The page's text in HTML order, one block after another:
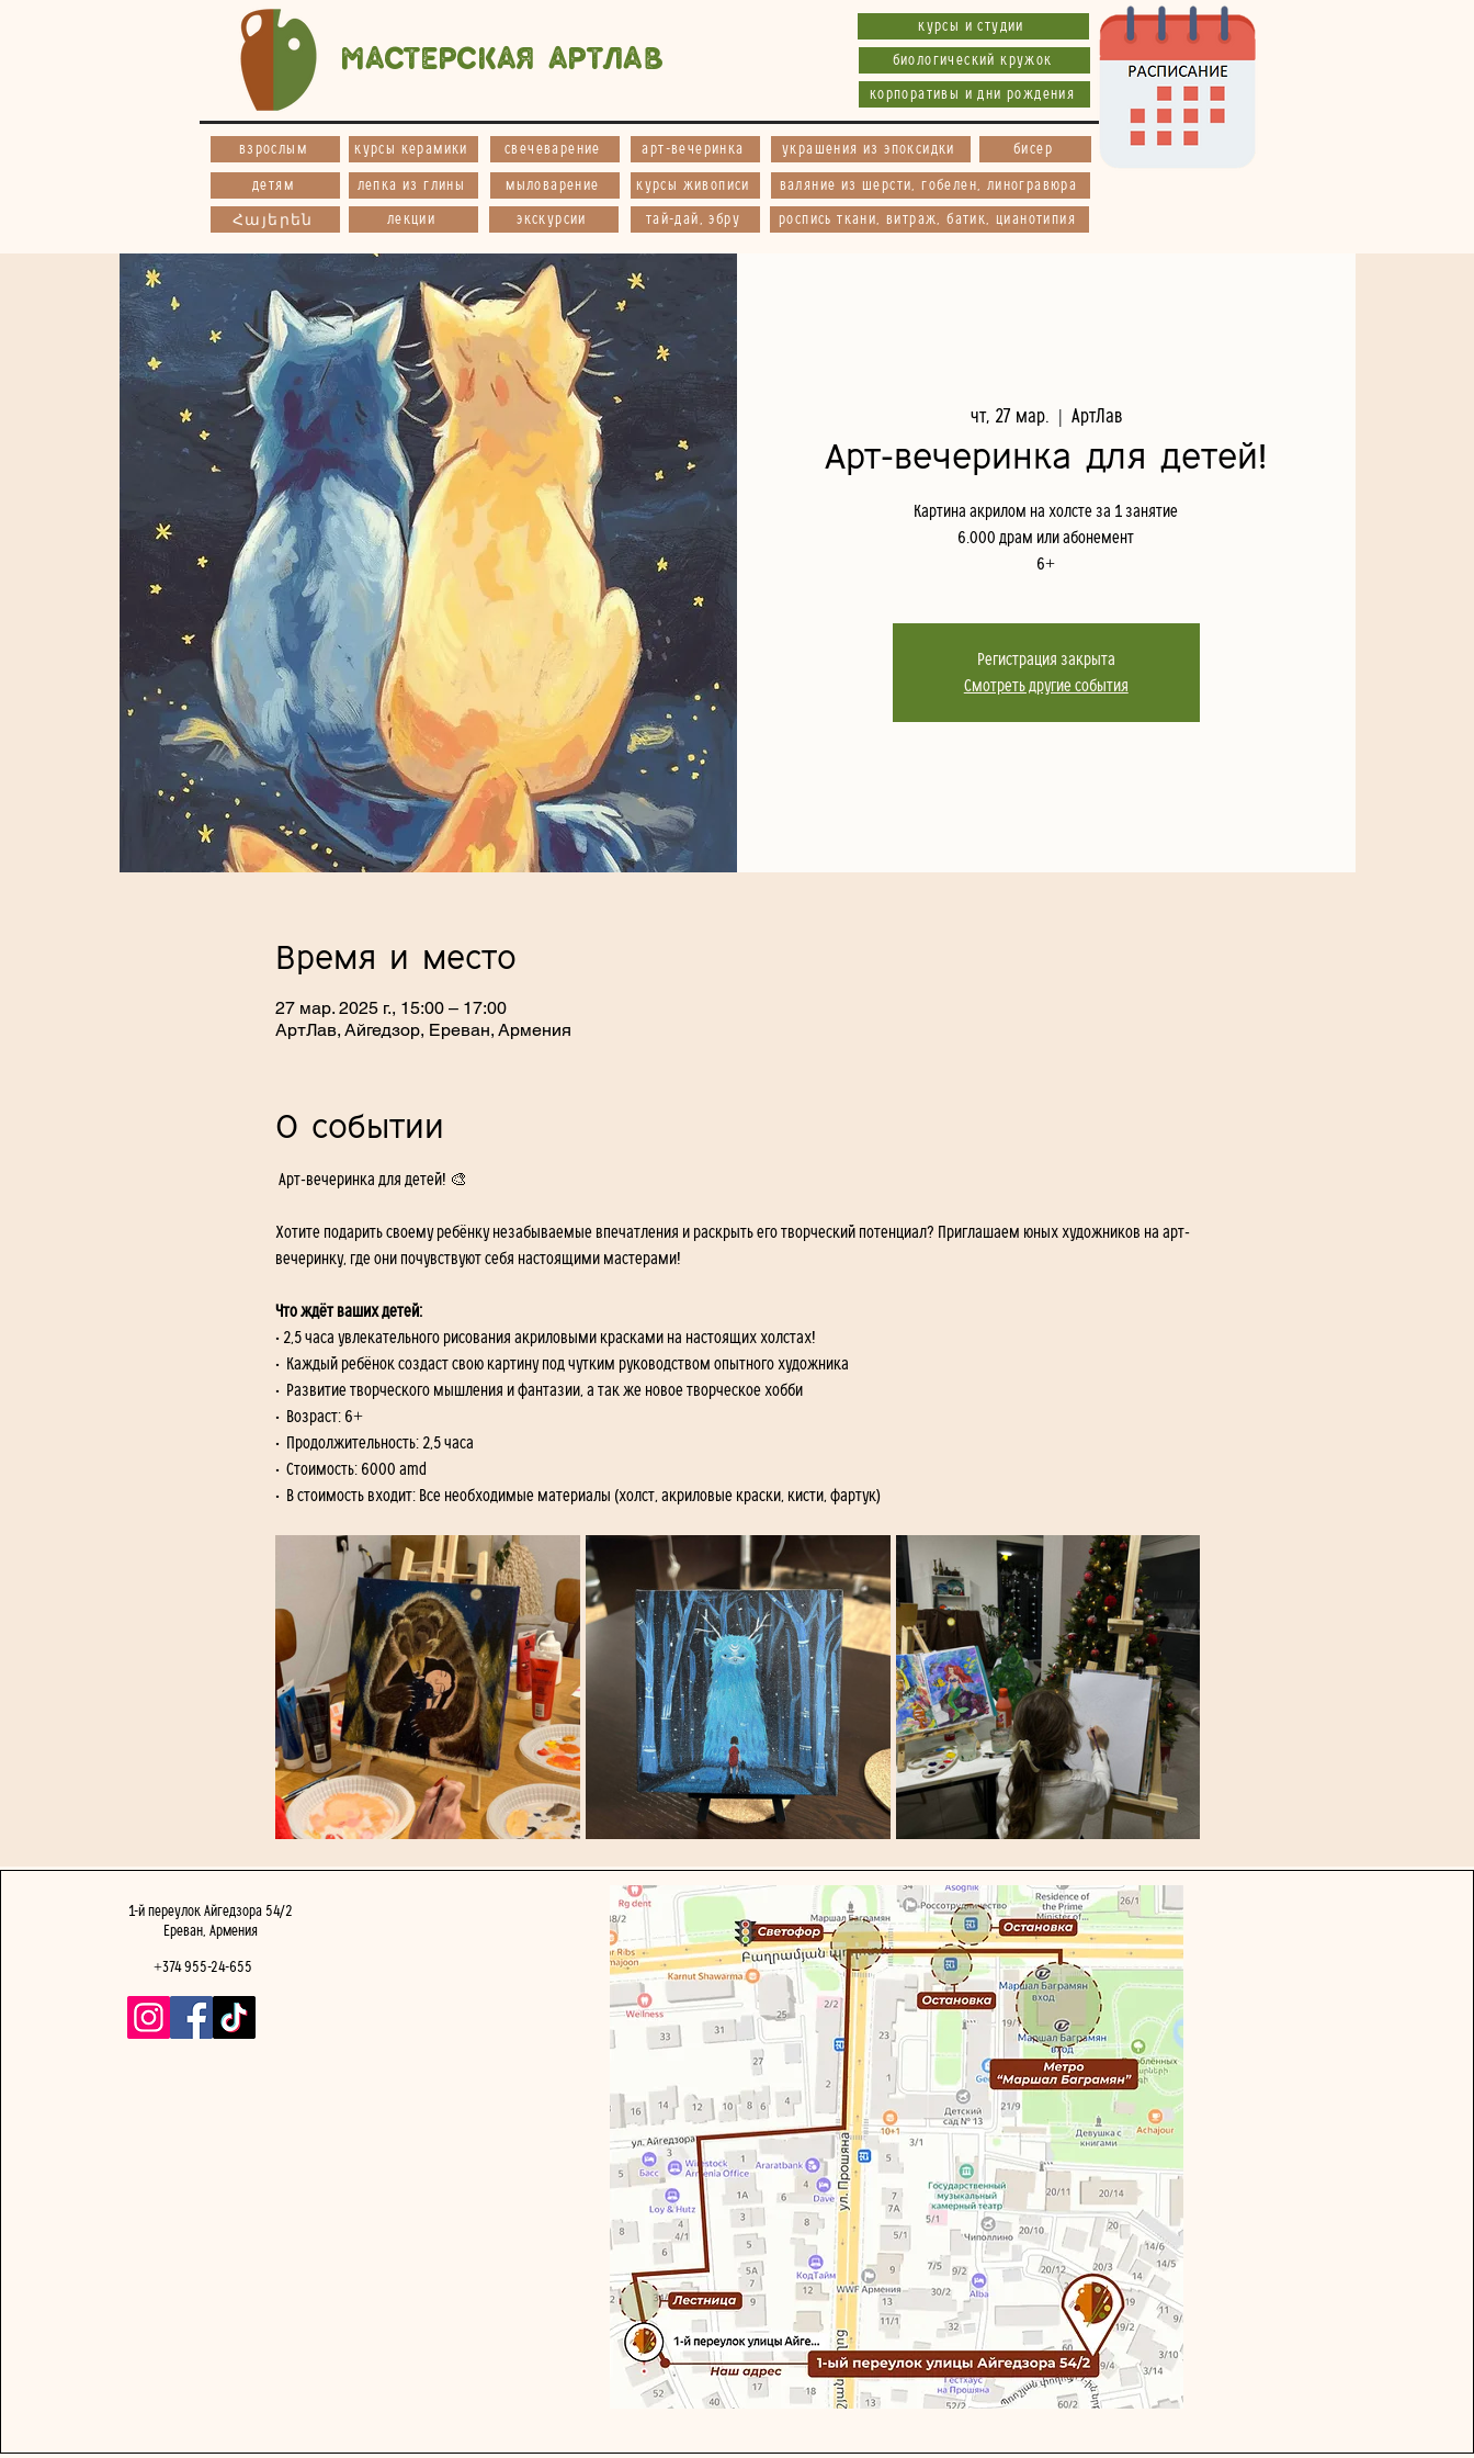
Мастерская АртЛав
курсы и студии
биологический кружок
корпоративы и дни рождения
взрослым курсы керамики свечеварение арт-вечеринка украшения из эпоксидки бисер
детям лепка из глины
Հայերեն лекции
мыловарение
экскурсии
курсы живописи
тай-дай, эбру
валяние из шерсти, гобелен, линогравюра
роспись ткани, витраж, батик, цианотипия
чт, 27 мар. АртЛав
Арт-вечеринка для детей!
Картина акрилом на холсте за 1 занятие
6.000 драм или абонемент
6+
Регистрация закрыта
Смотреть другие события
Время и место
27 мар. 2025 г., 15:00 – 17:00
АртЛав, Айгедзор, Ереван, Армения
О событии
Арт-вечеринка для детей! 🎨
Хотите подарить своему ребёнку незабываемые впечатления и раскрыть его творческий потенциал? Приглашаем юных художников на арт-
вечеринку, где они почувствуют себя настоящими мастерами!
Что ждёт ваших детей:
• 2,5 часа увлекательного рисования акриловыми красками на настоящих холстах!
•  Каждый ребёнок создаст свою картину под чутким руководством опытного художника
•  Развитие творческого мышления и фантазии, а так же новое творческое хобби
•  Возраст: 6+
•  Продолжительность: 2,5 часа
•  Стоимость: 6000 amd
•  В стоимость входит: Все необходимые материалы (холст, акриловые краски, кисти, фартук)
1-й переулок Айгедзора 54/2
Ереван, Армения
+374 955-24-655